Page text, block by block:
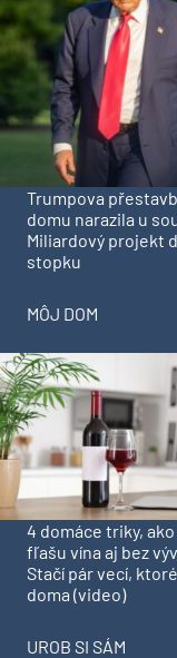
Trumpova
domu narazila u
Miliardový projekt
stopku
MÔJ DOM
4 domáce triky,
fľašu vína aj bez
Stačí pár vecí,
doma (video)
UROB SI SÁM